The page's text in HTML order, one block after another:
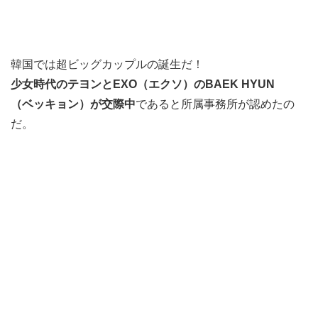
韓国では超ビッグカップルの誕生だ！
少女時代のテヨンとEXO（エクソ）のBAEK HYUN
（ベッキョン）が交際中であると所属事務所が認めたの
だ。